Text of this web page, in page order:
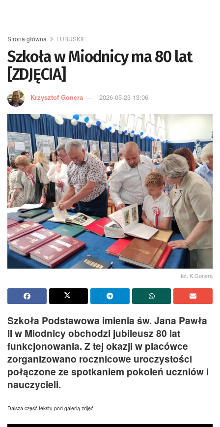
Strona główna LUBUSKIE
Szkoła w Miodnicy ma 80 lat
[ZDJĘCIA]
Krzysztof Gonera 2026-05-23 13:06
fot. K.Gonera
Szkoła Podstawowa imienia św. Jana Pawła
II w Miodnicy obchodzi jubileusz 80 lat
funkcjonowania. Z tej okazji w placówce
zorganizowano rocznicowe uroczystości
połączone ze spotkaniem pokoleń uczniów i
nauczycieli.
Dalsza część tekstu pod galerią zdjęć